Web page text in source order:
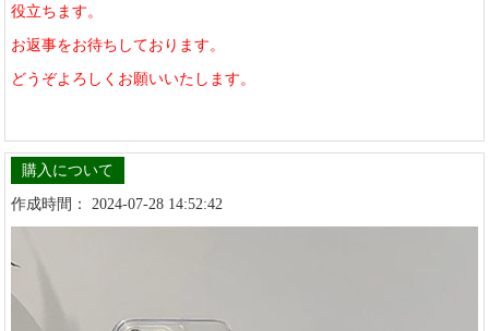
役立ちます。
お返事をお待ちしております。
どうぞよろしくお願いいたします。
購入について
作成時間： 2024-07-28 14:52:42